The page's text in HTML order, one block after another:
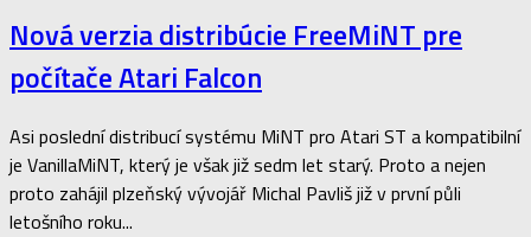
Nová verzia distribúcie FreeMiNT pre
počítače Atari Falcon
Asi poslední distribucí systému MiNT pro Atari ST a kompatibilní
je VanillaMiNT, který je však již sedm let starý. Proto a nejen
proto zahájil plzeňský vývojář Michal Pavliš již v první půli
letošního roku...